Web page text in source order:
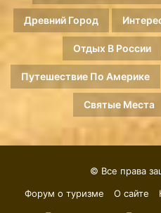
Древний Город
Отдых В России
Путешествие По Америке
Святые Места
© Все права
Форум о туризме
О сайте